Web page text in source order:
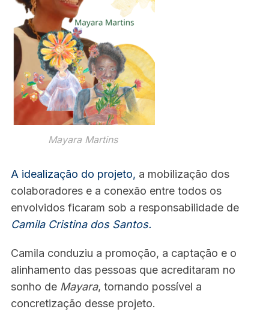
Mayara Martins
A idealização do projeto, a mobilização dos
colaboradores e a conexão entre todos os
envolvidos ficaram sob a responsabilidade de
Camila Cristina dos Santos.
Camila conduziu a promoção, a captação e o
alinhamento das pessoas que acreditaram no
sonho de Mayara, tornando possível a
concretização desse projeto.
a
r
c
h
o
: